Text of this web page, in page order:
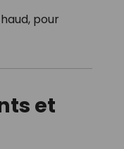
pour
et